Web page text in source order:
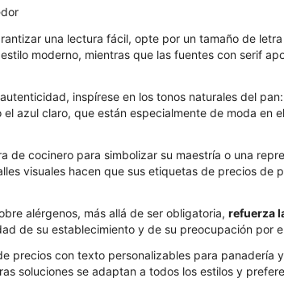
una lectura fácil, opte por un tamaño de
moderno, mientras que las fuentes con serif
inspírese en los tonos naturales del
el azul claro, que están especialmente de moda en
de cocinero para simbolizar su maestría o una
visuales hacen que sus etiquetas de precios de
alérgenos, más allá de ser obligatoria, refuerza
de su establecimiento y de su preocupación por
precios con texto personalizables para panadería
soluciones se adaptan a todos los estilos y